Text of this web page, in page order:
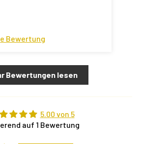
Bewertung
Bewertungen lesen
5.00 von 5
auf 1 Bewertung